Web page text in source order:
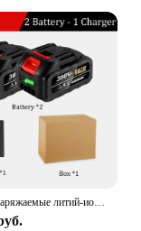
2 шт., перезаряжаемые литий-ионные аккумуляторы 18-21 В 15000 мАч